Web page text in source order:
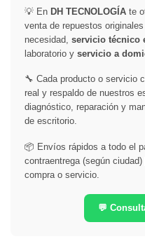
💡 En DH TECNOLOGÍA te
venta de repuestos
necesidad, servicio técnico
laboratorio y servicio a
🔧 Cada producto o servicio
real y respaldo de nuestros
diagnóstico, reparación y
de escritorio.
📦 Envíos rápidos a todo el
contraentrega (según
compra o servicio.
💬